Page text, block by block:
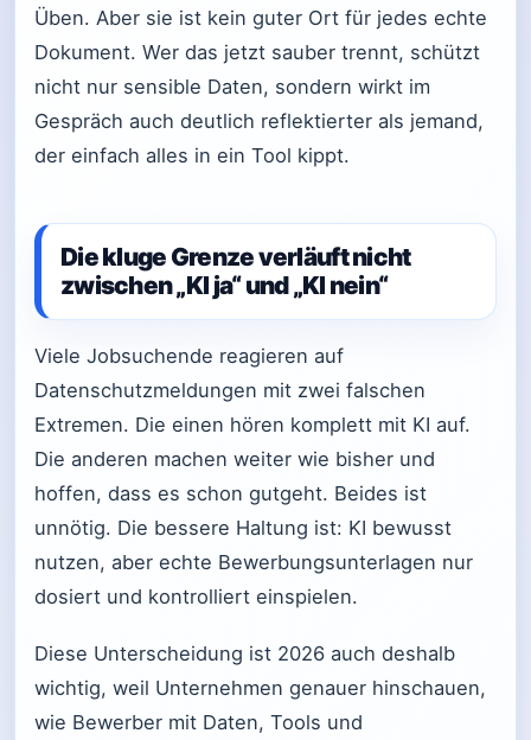
Üben. Aber sie ist kein guter Ort für jedes echte
Dokument. Wer das jetzt sauber trennt, schützt
nicht nur sensible Daten, sondern wirkt im
Gespräch auch deutlich reflektierter als jemand,
der einfach alles in ein Tool kippt.
Die kluge Grenze verläuft nicht
zwischen „KI ja“ und „KI nein“
Viele Jobsuchende reagieren auf
Datenschutzmeldungen mit zwei falschen
Extremen. Die einen hören komplett mit KI auf.
Die anderen machen weiter wie bisher und
hoffen, dass es schon gutgeht. Beides ist
unnötig. Die bessere Haltung ist: KI bewusst
nutzen, aber echte Bewerbungsunterlagen nur
dosiert und kontrolliert einspielen.
Diese Unterscheidung ist 2026 auch deshalb
wichtig, weil Unternehmen genauer hinschauen,
wie Bewerber mit Daten, Tools und